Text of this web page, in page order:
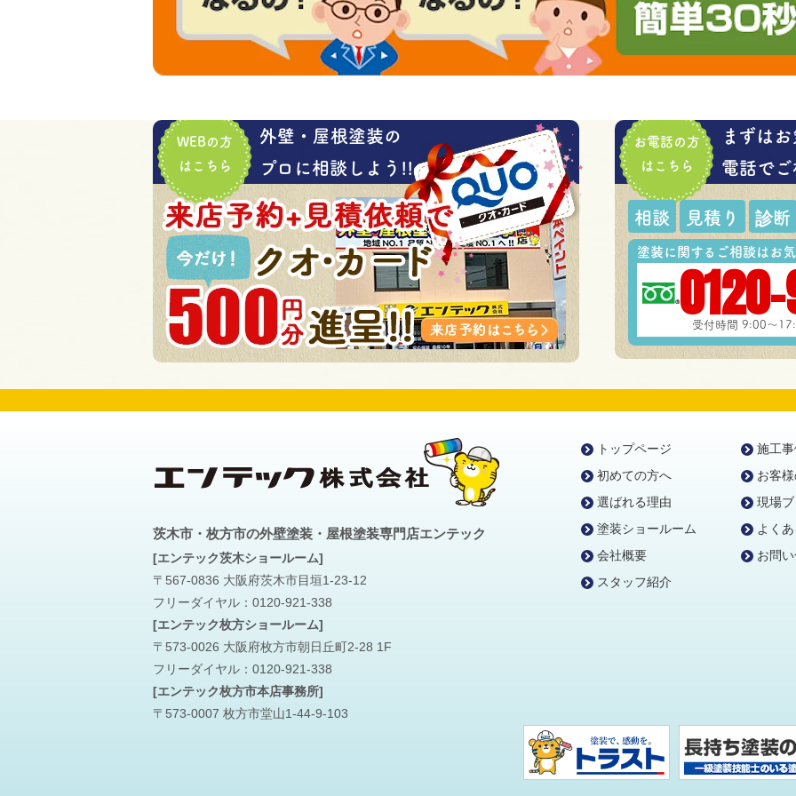
お電話の方
はこちら
まずは
電話で
相談 見積り 診断
塗装に関するご相談はお
受付時間 9:00～
WEBの方
はこちら
外壁・屋根塗装の
プロに相談しよう!!
茨木市・枚方市の外壁塗装・屋根塗装専門店エンテック
[エンテック茨木ショールーム]
〒567-0836 大阪府茨木市目垣1-23-12
フリーダイヤル： 0120-921-338
[エンテック枚方ショールーム]
〒573-0026 大阪府枚方市朝日丘町2-28 1F
フリーダイヤル： 0120-921-338
[エンテック枚方市本店事務所]
〒573-0007 枚方市堂山1-44-9-103
トップページ
初めての方へ
選ばれる理由
塗装ショールーム
会社概要
スタッフ紹介
施工
お客
現場
よく
お問